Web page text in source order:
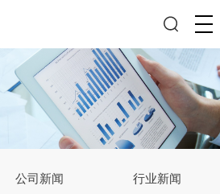
公司新闻 行业新闻